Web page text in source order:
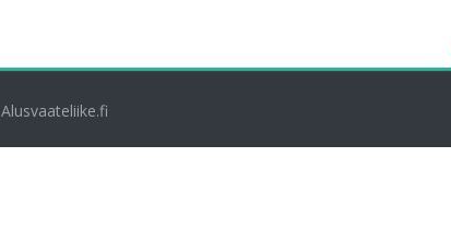
Alusvaateliike.fi